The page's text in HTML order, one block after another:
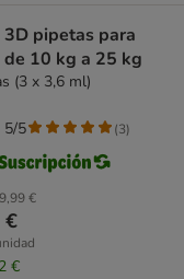
3D pipetas para
de 10 kg a 25 kg
(3 x 3,6 ml)
€
€
€
5/5 (3)